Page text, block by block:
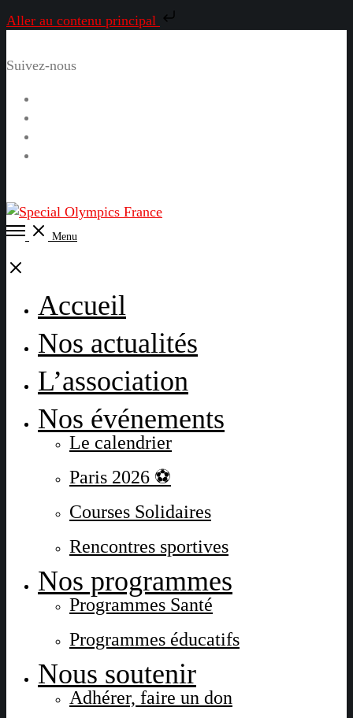
Aller au contenu principal
Suivez-nous
Open
Menu
Close
Accueil
Nos actualités
L’association
Nos événements
Le calendrier
Paris 2026 ⚽
Courses Solidaires
Rencontres sportives
Nos programmes
Programmes Santé
Programmes éducatifs
Nous soutenir
Adhérer, faire un don